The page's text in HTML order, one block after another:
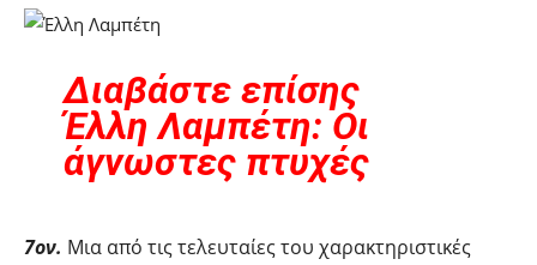
Διαβάστε επίσης
Έλλη Λαμπέτη: Οι
άγνωστες πτυχές
7ον. Μια από τις τελευταίες του χαρακτηριστικές